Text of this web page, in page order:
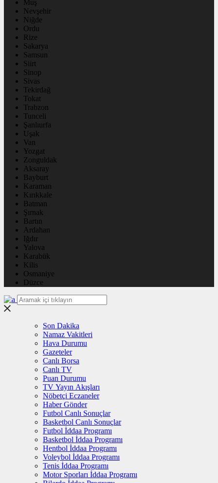
Muş
Nevşehir
Niğde
Ordu
Rize
Sakarya
Samsun
Siirt
Sinop
Sivas
Tekirdağ
Tokat
Trabzon
Tunceli
Şanlıurfa
Uşak
Van
Yozgat
Zonguldak
Aksaray
Bayburt
Karaman
Kırıkkale
Batman
Şırnak
Bartın
Ardahan
Iğdır
Yalova
Karabük
Kilis
Osmaniye
Düzce
Son Dakika
Namaz Vakitleri
Hava Durumu
Gazeteler
Canlı Borsa
Canlı TV
Puan Durumu
TV Yayın Akışları
Nöbetçi Eczaneler
Haber Gönder
Futbol Canlı Sonuçlar
Basketbol Canlı Sonuçlar
Futbol İddaa Programı
Basketbol İddaa Programı
Hentbol İddaa Programı
Voleybol İddaa Programı
Tenis İddaa Programı
Motor Sporları İddaa Programı